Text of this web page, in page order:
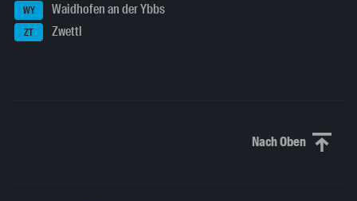
WY Waidhofen an der Ybbs
ZT Zwettl
Nach ObenNach oben